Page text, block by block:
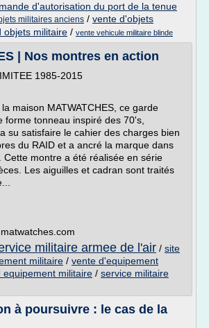
d'autorisation du port de la tenue
militaires anciens / vente d'objets
objets militaire / vente vehicule militaire blinde
| Nos montres en action
1985-2015
maison MATWATCHES, ce garde
forme tonneau inspiré des 70's,
su satisfaire le cahier des charges bien
du RAID et a ancré la marque dans
Cette montre a été réalisée en série
Les aiguilles et cadran sont traités
militaire armee de l'air / site
militaire / vente d'equipement
equipement militaire / service militaire
à poursuivre : le cas de la